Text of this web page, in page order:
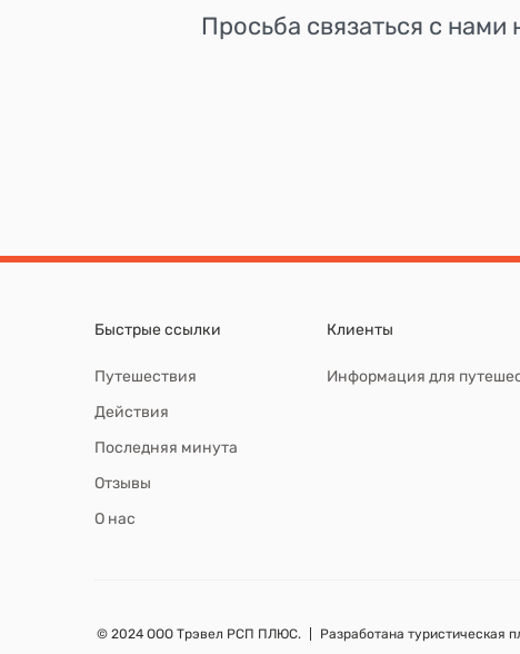
Просьба связаться с
Быстрые ссылки
Путешествия
Действия
Последняя минута
Отзывы
О нас
Клиенты
Информация для
© 2024 ООО Трэвел РСП ПЛЮС. Разработана туристическая